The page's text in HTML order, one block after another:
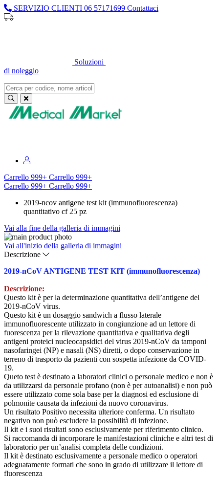
SERVIZIO CLIENTI 06 57171699 Contattaci
Soluzioni
di noleggio
Carrello 999+ Carrello 999+
Carrello 999+ Carrello 999+
2019-ncov antigene test kit (immunofluorescenza)
quantitativo cf 25 pz
Vai alla fine della galleria di immagini
Vai all'inizio della galleria di immagini
Descrizione
2019-nCoV ANTIGENE TEST KIT (immunofluorescenza)
Descrizione:
Questo kit è per la determinazione quantitativa dell’antigene del
2019-nCoV virus.
Questo kit è un dosaggio sandwich a flusso laterale
immunofluorescente utilizzato in congiunzione ad un lettore di
fuorescenza per la rilevazione quantitativa e qualitativa degli
antigeni proteici nucleocapsidici del virus 2019-nCoV da tamponi
nasofaringei (NP) e nasali (NS) diretti, o dopo conservazione in
terreno di trasporto da pazienti con sospetta infezione da COVID-
19.
Queto test è destinato a laboratori clinici o personale medico e non è
da utilizzarsi da personale profano (non è per autoanalisi) e non può
essere utilizzato come sola base per la diagnosi ed esclusione di
polmonite causata da infezioni da nuovo coronavirus.
Un risultato Positivo necessita ulteriore conferma. Un risultato
negativo non può escludere la possibilità di infezione.
Il kit e i suoi risultati sono esclusivamente per riferimento clinico.
Si raccomanda di incorporare le manifestazioni cliniche e altri test di
laboratorio per un’analisi completa delle condizioni.
Il kit è destinato esclusivamente a personale medico o operatori
adeguatamente formati che sono in grado di utilizzare il lettore di
fluorescenza